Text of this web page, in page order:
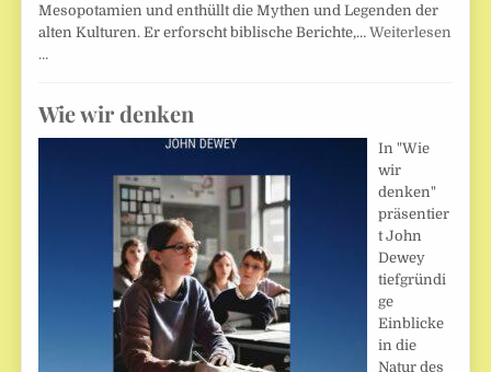
Mesopotamien und enthüllt die Mythen und Legenden der
alten Kulturen. Er erforscht biblische Berichte,…Weiterlesen
…
Wie wir denken
In "Wie
wir
denken"
präsentier
t John
Dewey
tiefgründi
ge
Einblicke
in die
Natur des